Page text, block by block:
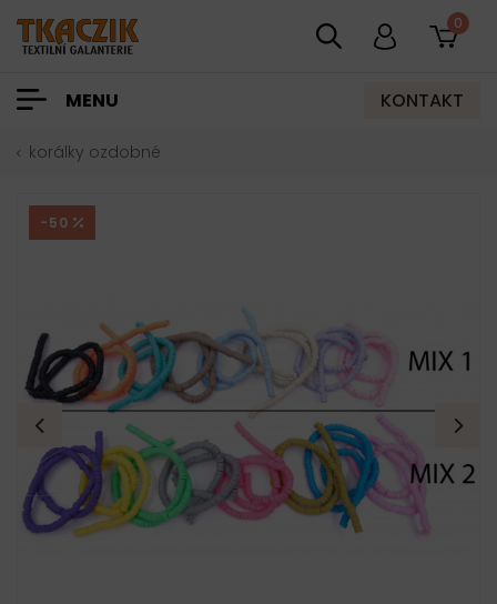
0
MENU KONTAKT
korálky ozdobné
-50